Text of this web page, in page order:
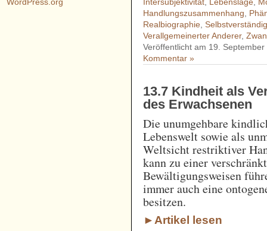
Handlungszusammenhang
Realbiographie ,
Verallgemeinerter Anderer,
Veröffentlicht am 19.
Kommentar »
13.7 Kindheit als
des Erwachsenen
Die unumgehbare
Lebenswelt sowie als
Weltsicht restriktiver
kann zu einer
Bewältigungsweisen
immer auch eine
besitzen.
►Artikel lesen
WordPress.org